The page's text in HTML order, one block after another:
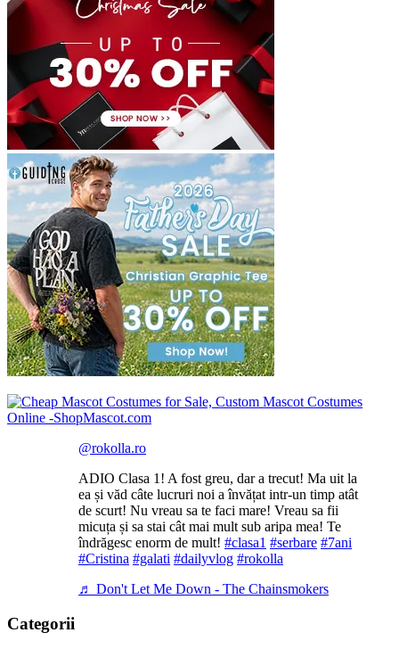
@rokolla.ro
ADIO Clasa 1! A fost greu, dar a trecut! Ma uit la
ea și văd câte lucruri noi a învățat intr-un timp atât
de scurt! Nu vreau sa te faci mare! Vreau sa fii
micuța și sa stai cât mai mult sub aripa mea! Te
îndrăgesc enorm de mult! #clasa1 #serbare #7ani
#Cristina #galati #dailyvlog #rokolla
♬ Don't Let Me Down - The Chainsmokers
Categorii